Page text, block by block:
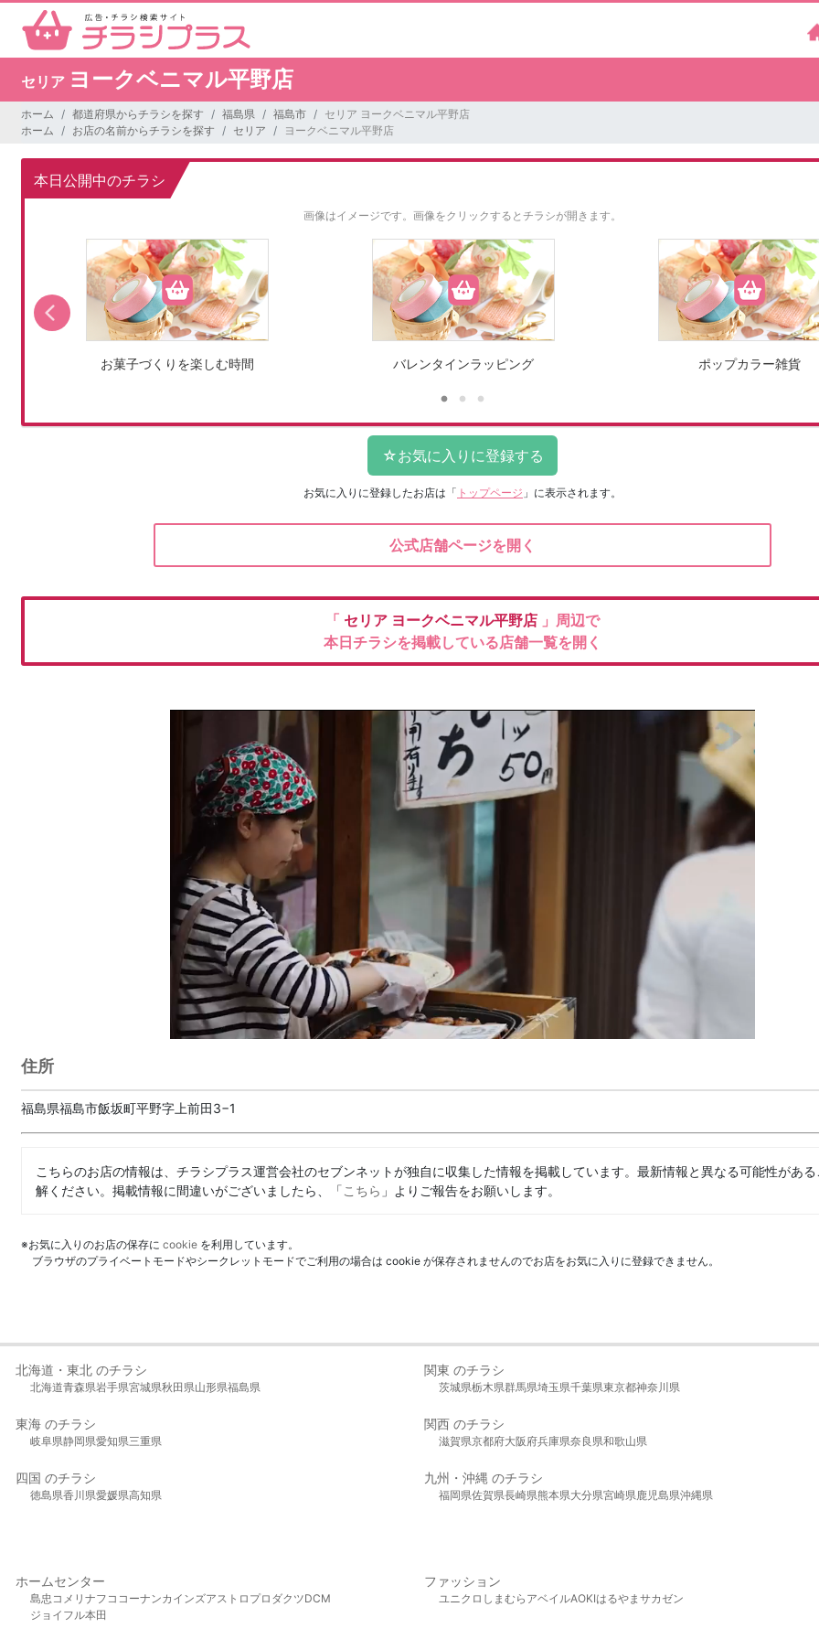
セリア ヨークベニマル平野店
ホーム 都道府県からチラシを探す 福島県 福島市
セリア ヨークベニマル平野店
ホーム
お店の名前からチラシを探す セリア ヨークベニマル平野店
本日公開中のチラシ
画像はイメージです。 画像をクリックするとチラシが開きます。
お菓子づくりを楽しむ時間 バレンタインラッピング ポップカラー雑貨
お気に入りに登録したお店は 「 トップページ 」に表示されます。
公式店舗ページを開く
「 セリア ヨークベニマル平野店 」周辺で
本日チラシを掲載している店舗一覧を開く
住所
福島県福島市飯坂町平野字上前田3−1
こちらのお店の情報は、チラシプラス運営会社のセブンネットが独自に収集した情報を掲載しています。最新情報と異なる可能性があ
解ください。掲載情報に間違いがございましたら、「こちら 」よりご報告をお願いします。
※お気に入りのお店の保存に cookie を利用しています。
ブラウザのプライベートモードやシークレットモードでご利用の場合は cookie が保存されませんのでお店をお気に入りに登録できません。
北海道・東北 のチラシ
北海道青森県岩手県宮城県秋田県山形県福島県
関東 のチラシ
茨城県栃木県群馬県埼玉県千葉県東京都神奈川県
東海 のチラシ
岐阜県静岡県愛知県三重県
関西 のチラシ
滋賀県京都府大阪府兵庫県奈良県和歌山県
四国 のチラシ
徳島県香川県愛媛県高知県
九州・沖縄 のチラシ
福岡県佐賀県長崎県熊本県大分県宮崎県鹿児島県沖縄県
ホームセンター
島忠 コメリ ナフコ コーナンカインズアストロプロダクツDCM
ジョイフル本田
ファッション
ユニクロ しまむら アベイルAOKIはるやま サカゼン